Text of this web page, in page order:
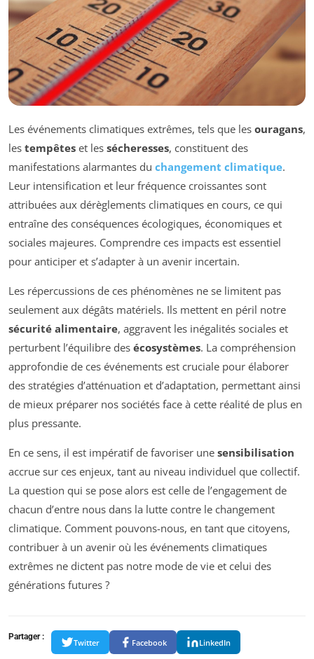
Les événements climatiques extrêmes, tels que les ouragans,
les tempêtes et les sécheresses, constituent des
manifestations alarmantes du changement climatique.
Leur intensification et leur fréquence croissantes sont
attribuées aux dérèglements climatiques en cours, ce qui
entraîne des conséquences écologiques, économiques et
sociales majeures. Comprendre ces impacts est essentiel
pour anticiper et s’adapter à un avenir incertain.
Les répercussions de ces phénomènes ne se limitent pas
seulement aux dégâts matériels. Ils mettent en péril notre
sécurité alimentaire, aggravent les inégalités sociales et
perturbent l’équilibre des écosystèmes. La compréhension
approfondie de ces événements est cruciale pour élaborer
des stratégies d’atténuation et d’adaptation, permettant ainsi
de mieux préparer nos sociétés face à cette réalité de plus en
plus pressante.
En ce sens, il est impératif de favoriser une sensibilisation
accrue sur ces enjeux, tant au niveau individuel que collectif.
La question qui se pose alors est celle de l’engagement de
chacun d’entre nous dans la lutte contre le changement
climatique. Comment pouvons-nous, en tant que citoyens,
contribuer à un avenir où les événements climatiques
extrêmes ne dictent pas notre mode de vie et celui des
générations futures ?
Partager :
Twitter Facebook LinkedIn